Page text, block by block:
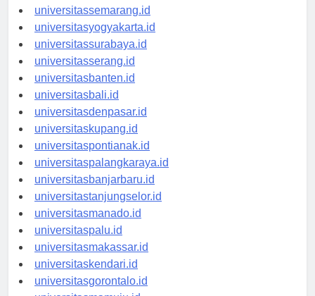
universitassemarang.id
universitasyogyakarta.id
universitassurabaya.id
universitasserang.id
universitasbanten.id
universitasbali.id
universitasdenpasar.id
universitaskupang.id
universitaspontianak.id
universitaspalangkaraya.id
universitasbanjarbaru.id
universitastanjungselor.id
universitasmanado.id
universitaspalu.id
universitasmakassar.id
universitaskendari.id
universitasgorontalo.id